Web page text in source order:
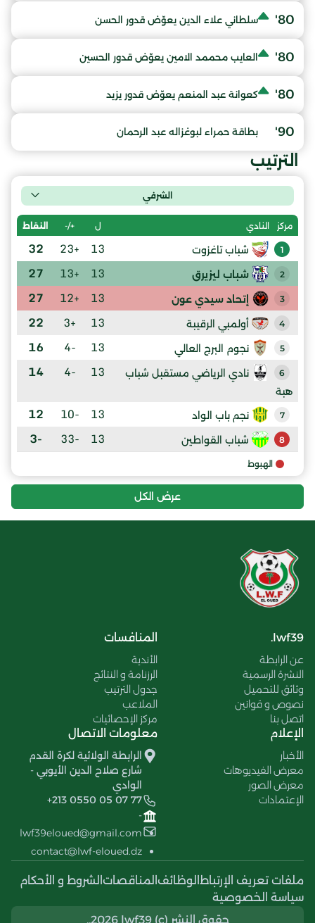
80' سلطاني علاء الدين يعوّض قدور الحسن
80' العايب محممد الامين يعوّض قدور الحسين
80' كعوانة عبد المنعم يعوّض قدور يزيد
90' بطاقة حمراء لبوغزاله عبد الرحمان
الترتيب
الشرفي
مركز النادي ل +/- النقاط
1 شباب تاغزوت 13
+23
32
2 شباب ليزيرق 13
+13
27
3 إتحاد سيدي عون 13
+12
27
4 أولمبي الرقيبة 13
+3
22
5 نجوم البرج العالي 13
-4
16
6
نادي الرياضي مستقبل شباب
هبة
13
-4
14
7 نجم باب الواد 13
-10
12
8 شباب القواطين 13
-33
-3
الهبوط
عرض الكل
lwf39.
عن الرابطة
النشرة الرسمية
وثائق للتحميل
نصوص و قوانين
اتصل بنا
المنافسات
الأندية
الرزنامة و النتائج
جدول الترتيب
الملاعب
مركز الإحصائيات
الإعلام
الأخبار
معرض الفيديوهات
معرض الصور
الإعتمادات
معلومات الاتصال
الرابطة الولائية لكرة القدم
شارع صلاح الدين الأيوبي -
الوادي
+213 0550 05 07 77
-
lwf39eloued@gmail.com
contact@lwf-eloued.dz
ملفات تعريف الإرتباط الوظائف المناقصات الشروط و الأحكام
سياسة الخصوصية
حقوق النشر (c) 2026 lwf39..